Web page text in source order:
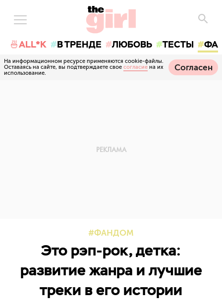
🍜ALL*K В ТРЕНДЕ ЛЮБОВЬ ТЕСТЫ
На информационном ресурсе применяются cookie-файлы.
Оставаясь на сайте, вы подтверждаете свое согласие на их
использование.
Согласен
ФАНДОМ
Это рэп-рок, детка:
развитие жанра и лучшие
треки в его истории